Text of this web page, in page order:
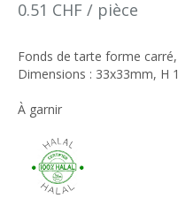
0.51 CHF / pièce
Fonds de tarte forme
Dimensions : 33x33mm, H
À garnir